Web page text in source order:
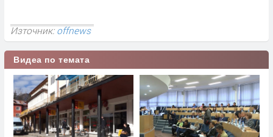
Източник:offnews
Видеа по темата